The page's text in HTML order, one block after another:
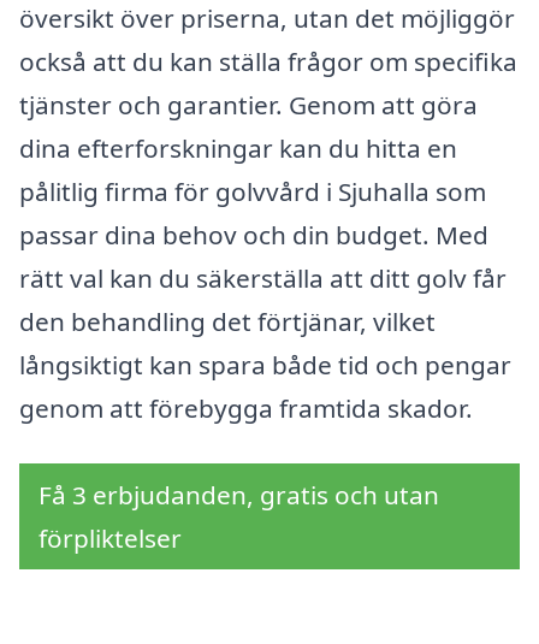
översikt över priserna, utan det möjliggör
också att du kan ställa frågor om specifika
tjänster och garantier. Genom att göra
dina efterforskningar kan du hitta en
pålitlig firma för golvvård i Sjuhalla som
passar dina behov och din budget. Med
rätt val kan du säkerställa att ditt golv får
den behandling det förtjänar, vilket
långsiktigt kan spara både tid och pengar
genom att förebygga framtida skador.
Få 3 erbjudanden, gratis och utan
förpliktelser